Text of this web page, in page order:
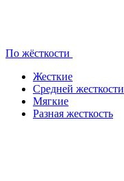
По жёсткости
Жесткие
Средней жесткости
Мягкие
Разная жесткость